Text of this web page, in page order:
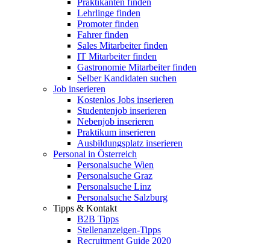
Praktikanten finden
Lehrlinge finden
Promoter finden
Fahrer finden
Sales Mitarbeiter finden
IT Mitarbeiter finden
Gastronomie Mitarbeiter finden
Selber Kandidaten suchen
Job inserieren
Kostenlos Jobs inserieren
Studentenjob inserieren
Nebenjob inserieren
Praktikum inserieren
Ausbildungsplatz inserieren
Personal in Österreich
Personalsuche Wien
Personalsuche Graz
Personalsuche Linz
Personalsuche Salzburg
Tipps & Kontakt
B2B Tipps
Stellenanzeigen-Tipps
Recruitment Guide 2020